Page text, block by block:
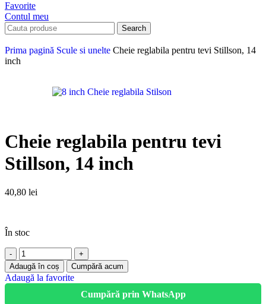
Favorite
Contul meu
Search
Prima pagină Scule si unelte Cheie reglabila pentru tevi Stillson, 14
inch
Cheie reglabila pentru tevi
Stillson, 14 inch
40,80 lei
În stoc
Adaugă în coș Cumpără acum
Adaugă la favorite
Cumpără prin WhatsApp